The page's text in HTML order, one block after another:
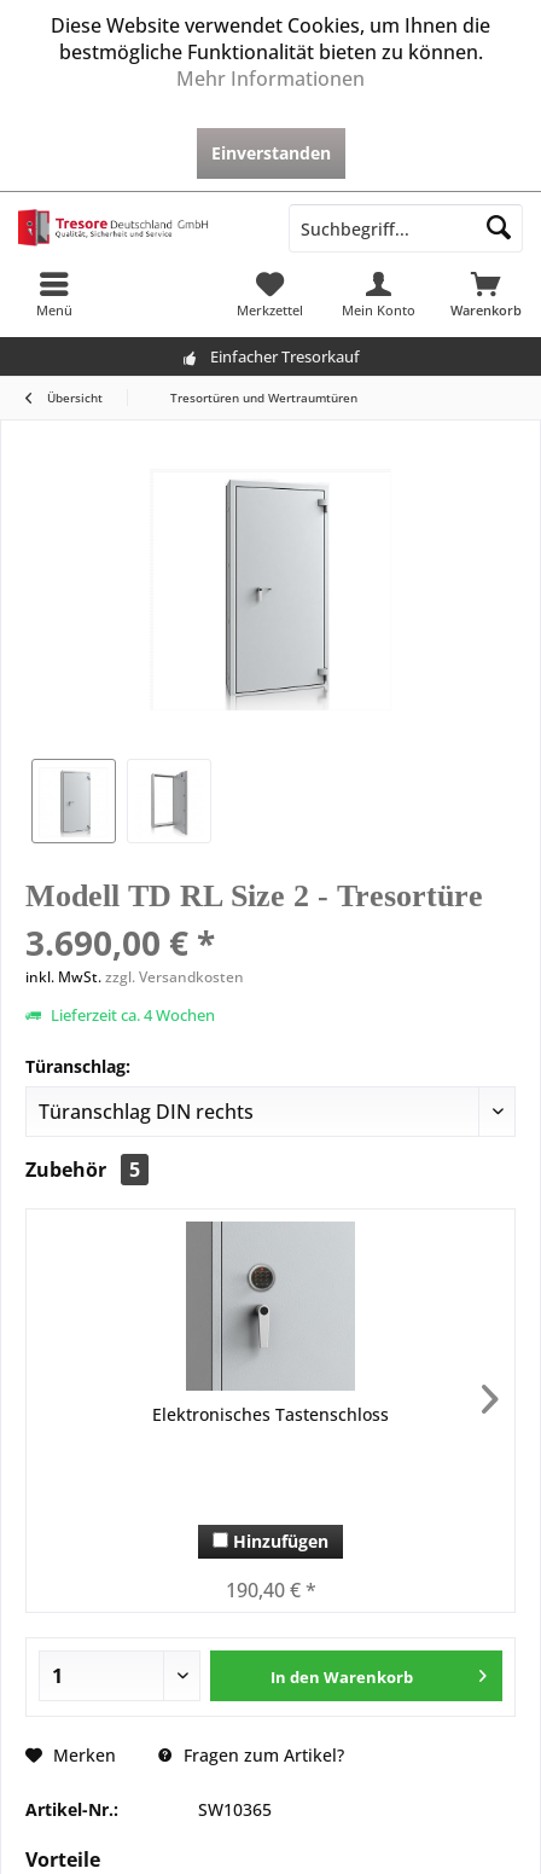
Diese Website verwendet Cookies, um Ihnen die
bestmögliche Funktionalität bieten zu können.
Mehr Informationen
Einverstanden
Menü Warenkorb
Merkzettel Mein Konto
Einfacher Tresorkauf
Übersicht Tresortüren und Wertraumtüren
Modell TD RL Size 2 - Tresortüre
3.690,00 € *
inkl. MwSt.zzgl. Versandkosten
Lieferzeit ca. 4 Wochen
Türanschlag:
Zubehör 5
Elektronisches Tastenschloss
Hinzufügen
190,40 € *
In den Warenkorb
Merken Fragen zum Artikel?
Artikel-Nr.: SW10365
Vorteile